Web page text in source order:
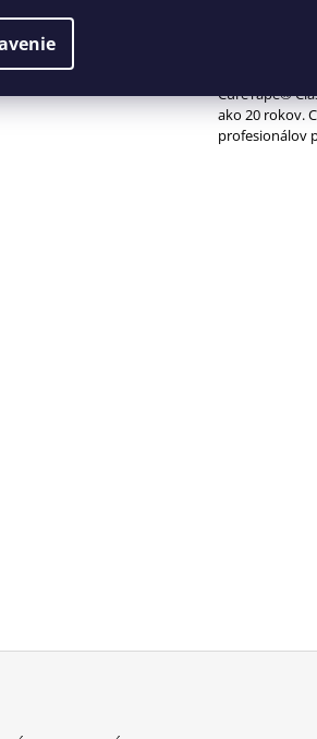
CureTape® je
CureTape®
ako 20 rokov.
profesionálov